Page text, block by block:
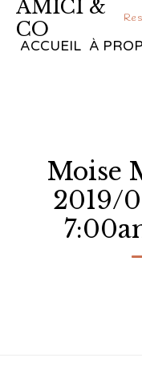
AMICI &
CO
ACCUEIL À
Moise
2019/